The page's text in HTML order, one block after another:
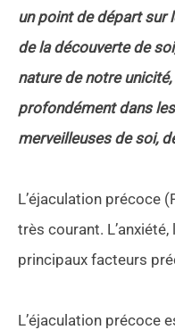
un point de départ sur
de la découverte de
nature de notre
profondément dans
merveilleuses de soi,
L’éjaculation précoce
très courant.
principaux facteurs
L’éjaculation précoce